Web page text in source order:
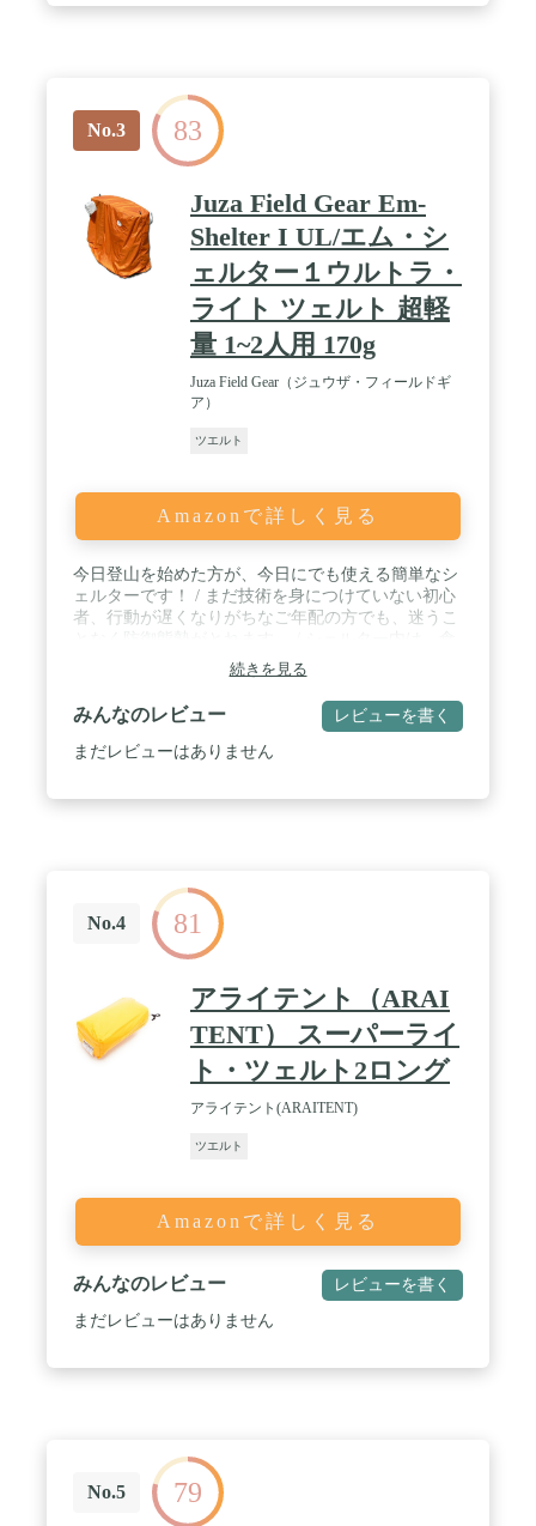
No.3 83
Juza Field Gear Em-
Shelter I UL/エム・シ
ェルター１ウルトラ・
ライト ツェルト 超軽
量 1~2人用 170g
Juza Field Gear（ジュウザ・フィールドギ
ア）
ツエルト
Amazonで詳しく見る
今日登山を始めた方が、今日にでも使える簡単なシ
ェルターです！ / まだ技術を身につけていない初心
者、行動が遅くなりがちなご年配の方でも、迷うこ
事をしたり着替えたりと、ちょっとした作業が可能
な空間があります。換気口から頭を出して、風雨に
さらされながら外で作業をする必要はありません。
/ 床面にはシート部分があり重しを置けることで、
風でまくれ上がる心配をせずに用を足すことができ
きます。 / スタッフバッグは余裕を持って作られて
います。使用後は適当に丸めて押し込むだけでＯ
Ｋ。冬山用の手袋をしていても大丈夫です。 / 耐水
性はツェルトとしては高い1,700mmあります。 / ※
非自立式 内部にポールを立てても自立しません。
続きを見る
みんなのレビュー レビューを書く
まだレビューはありません
No.4 81
アライテント（ARAI
TENT） スーパーライ
ト・ツェルト2ロング
アライテント(ARAITENT)
ツエルト
Amazonで詳しく見る
みんなのレビュー レビューを書く
まだレビューはありません
No.5 79